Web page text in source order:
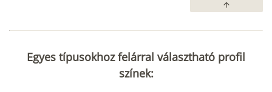
arrow_upward
Egyes típusokhoz felárral választható profil
színek: